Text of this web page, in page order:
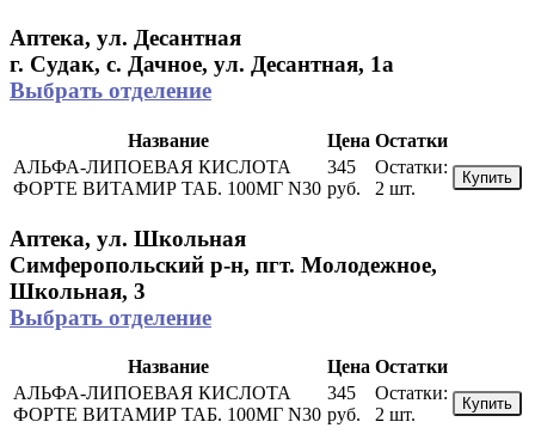
Аптека, ул. Десантная
г. Судак, с. Дачное, ул. Десантная, 1а
Выбрать отделение
Название Цена Остатки
АЛЬФА-ЛИПОЕВАЯ КИСЛОТА
ФОРТЕ ВИТАМИР ТАБ. 100МГ N30
345
руб.
Остатки:
2 шт.
Купить
Аптека, ул. Школьная
Симферопольский р-н, пгт. Молодежное,
Школьная, 3
Выбрать отделение
Название Цена Остатки
АЛЬФА-ЛИПОЕВАЯ КИСЛОТА
ФОРТЕ ВИТАМИР ТАБ. 100МГ N30
345
руб.
Остатки:
2 шт.
Купить